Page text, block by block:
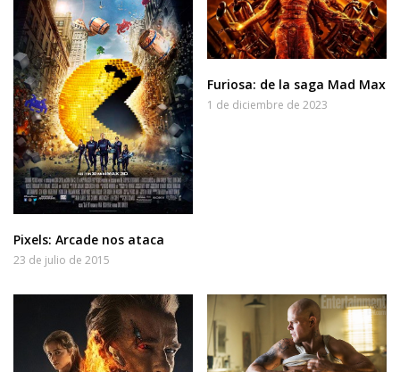
Pixels: Arcade nos ataca
23 de julio de 2015
Furiosa: de la saga Mad Max
1 de diciembre de 2023